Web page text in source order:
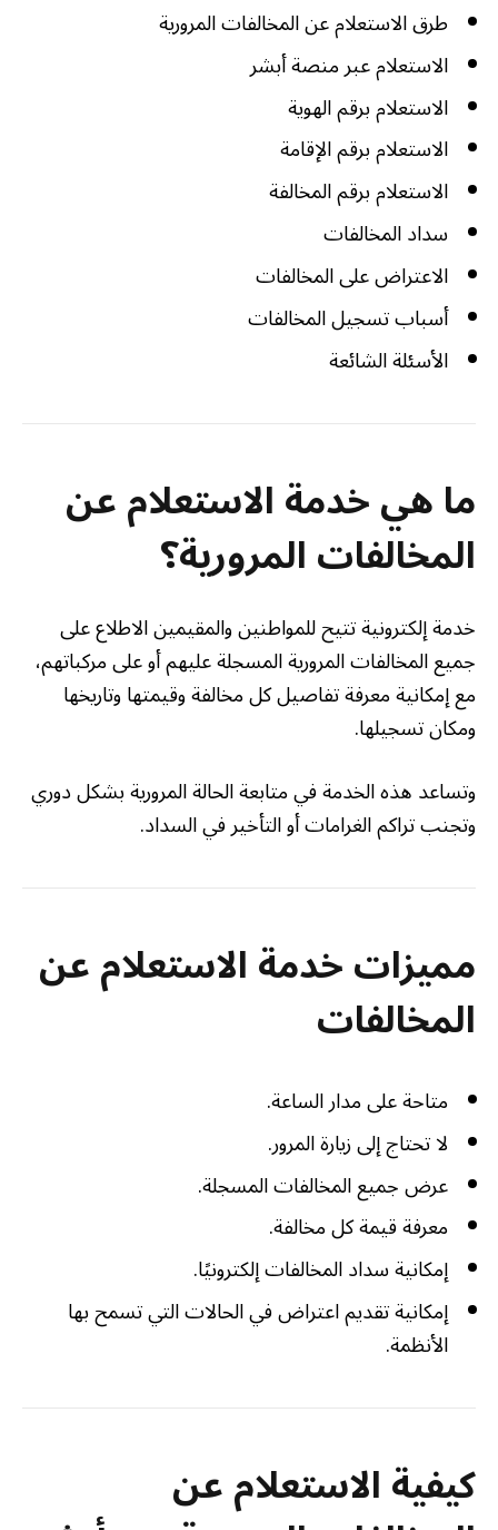
طرق الاستعلام عن المخالفات المرورية
الاستعلام عبر منصة أبشر
الاستعلام برقم الهوية
الاستعلام برقم الإقامة
الاستعلام برقم المخالفة
سداد المخالفات
الاعتراض على المخالفات
أسباب تسجيل المخالفات
الأسئلة الشائعة
ما هي خدمة الاستعلام عن
المخالفات المرورية؟
خدمة إلكترونية تتيح للمواطنين والمقيمين الاطلاع على
جميع المخالفات المرورية المسجلة عليهم أو على مركباتهم،
مع إمكانية معرفة تفاصيل كل مخالفة وقيمتها وتاريخها
ومكان تسجيلها.
وتساعد هذه الخدمة في متابعة الحالة المرورية بشكل دوري
وتجنب تراكم الغرامات أو التأخير في السداد.
مميزات خدمة الاستعلام عن
المخالفات
متاحة على مدار الساعة.
لا تحتاج إلى زيارة المرور.
عرض جميع المخالفات المسجلة.
معرفة قيمة كل مخالفة.
إمكانية سداد المخالفات إلكترونيًا.
إمكانية تقديم اعتراض في الحالات التي تسمح بها
الأنظمة.
كيفية الاستعلام عن